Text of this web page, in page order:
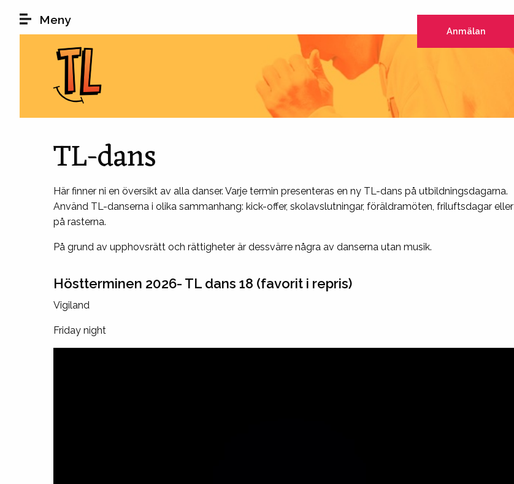
Meny
Anmälan
TL-dans
Här finner ni en översikt av alla danser. Varje termin presenteras en ny TL-dans på utbildningsdagarna.
Använd TL-danserna i olika sammanhang: kick-offer, skolavslutningar, föräldramöten, friluftsdagar eller
på rasterna.
På grund av upphovsrätt och rättigheter är dessvärre några av danserna utan musik.
Höstterminen 2026- TL dans 18 (favorit i repris)
Vigiland
Friday night